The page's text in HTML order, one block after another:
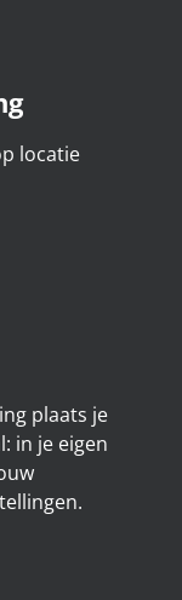
locatie
plaats je
in je eigen